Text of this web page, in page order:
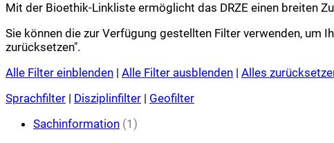
Mit der Bioethik-Linkliste ermöglicht das DRZE einen breiten
Sie können die zur Verfügung gestellten Filter verwenden, um
zurücksetzen".
Alle Filter einblenden | Alle Filter ausblenden | Alles
Sprachfilter | Disziplinfilter | Geofilter
Sachinformation (1)